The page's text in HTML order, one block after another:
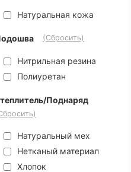
Натуральная кожа
(Сбросить)
Нитрильная резина
Полиуретан
Поднаряд
Натуральный мех
Нетканый материал
Хлопок